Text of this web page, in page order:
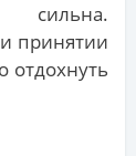
сильна.
принятии